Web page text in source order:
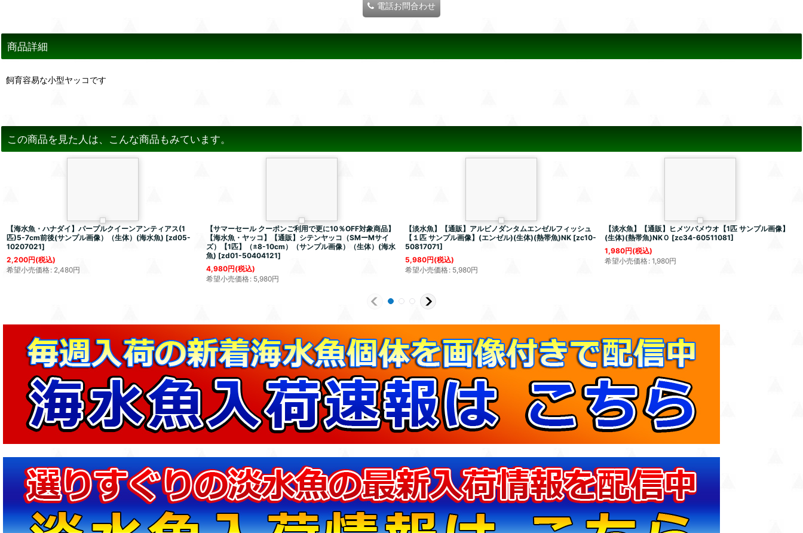
電話お問合わせ
商品詳細
飼育容易な小型ヤッコです
この商品を見た人は、こんな商品もみています。
【海水魚・ハナダイ】パープルクイーンアンティアス(1
匹)5-7cm前後(サンプル画像）（生体）(海水魚) [zd05-
10207021]
2,200円(税込)
希望小売価格: 2,480円
【サマーセール クーポンご利用で更に10％OFF対象商品】
【海水魚・ヤッコ】【通販】シテンヤッコ（SMーMサイ
ズ）【1匹】（±8-10cm）（サンプル画像）（生体）(海水
魚) [zd01-50404121]
4,980円(税込)
希望小売価格: 5,980円
【淡水魚】【通販】アルビノダンタムエンゼルフィッシュ
【１匹 サンプル画像】(エンゼル)(生体)(熱帯魚)NK [zc10-
50817071]
5,980円(税込)
希望小売価格: 5,980円
【淡水魚】【通販】ヒメツバメウオ【1匹 サンプル画像】
(生体)(熱帯魚)NKＯ [zc34-60511081]
1,980円(税込)
希望小売価格: 1,980円